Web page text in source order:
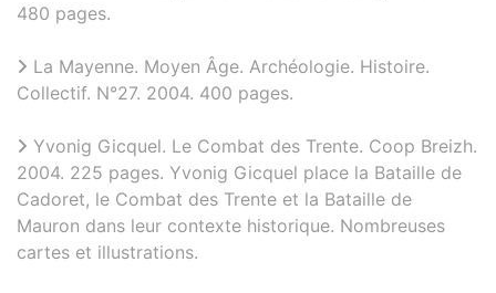
480 pages.
La Mayenne. Moyen Âge. Archéologie. Histoire.
Collectif. N°27. 2004. 400 pages.
Yvonig Gicquel. Le Combat des Trente. Coop Breizh.
2004. 225 pages. Yvonig Gicquel place la Bataille de
Cadoret, le Combat des Trente et la Bataille de
Mauron dans leur contexte historique. Nombreuses
cartes et illustrations.